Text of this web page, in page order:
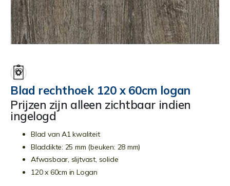
het
begin
van
de
afbeeldingen-
gallerij
Blad rechthoek 120 x 60cm logan
Prijzen zijn alleen zichtbaar indien
ingelogd
Blad van A1 kwaliteit
Bladdikte: 25 mm (beuken: 28 mm)
Afwasbaar, slijtvast, solide
120 x 60cm in Logan